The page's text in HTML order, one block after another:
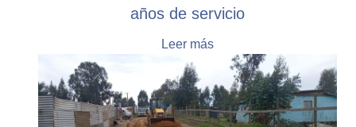
años de servicio
Leer más